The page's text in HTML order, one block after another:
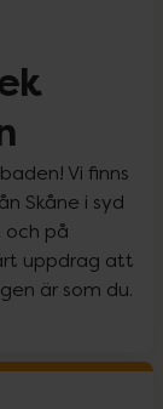
Vi finns
Skåne i syd
och på
uppdrag att
är som du.